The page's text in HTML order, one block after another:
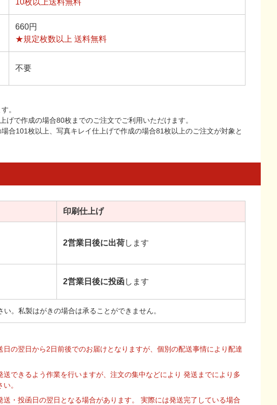
660円
★規定枚数以上 送料無料
不要
。
で作成の場合80枚までのご注文でご利用いただけます。
合101枚以上、写真キレイ仕上げで作成の場合81枚以上のご注文が対象と
印刷仕上げ
2営業日後に出荷します
2営業日後に投函します
。私製はがきの場合は承ることができません。
の翌日から2日前後でのお届けとなりますが、個別の配送事情により配達
できるよう作業を行いますが、注文の集中などにより 発送までにより多
。
・投函日の翌日となる場合があります。 実際には発送完了している場合